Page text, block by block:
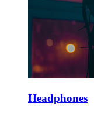
Headphones